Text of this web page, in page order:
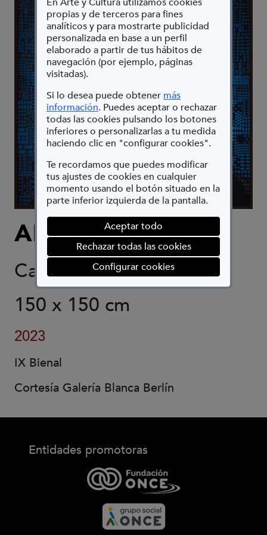
propias y de terceros para fines
analíticos y para mostrarte publicidad
personalizada en base a un perfil
elaborado a partir de tus hábitos de
navegación (por ejemplo, páginas
visitadas).
Si lo desea puede obtener más
información(Abre en nueva ventana)
. Puedes aceptar o rechazar
todas las cookies pulsando los botones
inferiores o personalizarlas a tu medida
haciendo clic en "configurar cookies".
Te recordamos que puedes modificar
tus ajustes de cookies en cualquier
momento usando el botón situado en la
parte inferior izquierda de la pantalla.
Aceptar todo
Rechazar todas las cookies
Configurar cookies(abre en ventana
ALBERTO ROS
Caja de luz. Blísteres
150 x 150 cm
2023
IX Bienal
Cortesía Galería Blanca Berlín
Entidades promotoras